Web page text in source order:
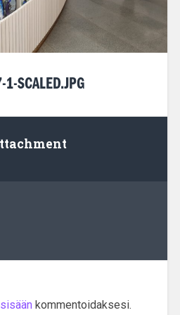
SCALED.JPG
kommentoidaksesi.